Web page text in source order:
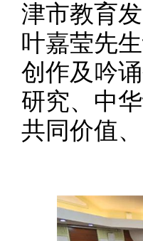
津市教育
叶嘉莹先
创作及吟
研究、中
共同价值